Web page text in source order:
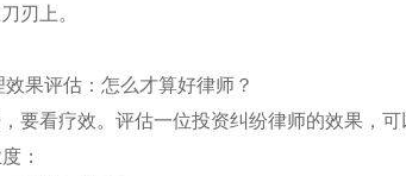
刃上。
效果评估：怎么才算好律师？
要看疗效。评估一位投资纠纷律师的效果，可
：